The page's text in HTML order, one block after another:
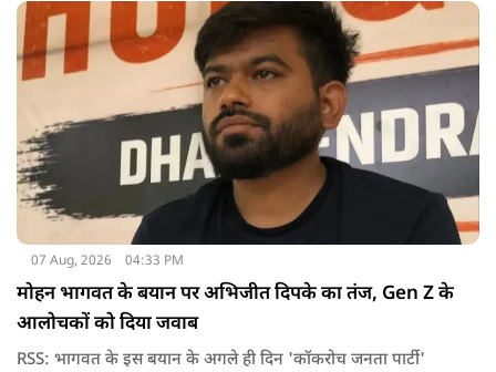
07 Aug, 2026 04:33 PM
मोहन भागवत के बयान पर अभिजीत दिपके का तंज, Gen Z के
आलोचकों को दिया जवाब
RSS: भागवत के इस बयान के अगले ही दिन 'कॉकरोच जनता पार्टी'